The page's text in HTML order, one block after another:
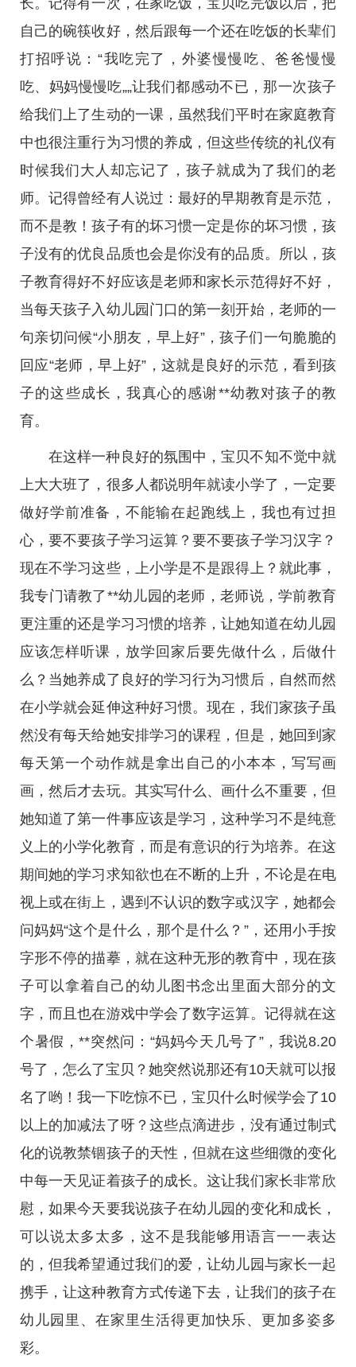
长。记得有一次，在家吃饭，宝贝吃完饭以后，把
自己的碗筷收好，然后跟每一个还在吃饭的长辈们
打招呼说：“我吃完了，外婆慢慢吃、爸爸慢慢
吃、妈妈慢慢吃„„让我们都感动不已，那一次孩子
给我们上了生动的一课，虽然我们平时在家庭教育
中也很注重行为习惯的养成，但这些传统的礼仪有
时候我们大人却忘记了，孩子就成为了我们的老
师。记得曾经有人说过：最好的早期教育是示范，
而不是教！孩子有的坏习惯一定是你的坏习惯，孩
子没有的优良品质也会是你没有的品质。所以，孩
子教育得好不好应该是老师和家长示范得好不好，
当每天孩子入幼儿园门口的第一刻开始，老师的一
句亲切问候“小朋友，早上好”，孩子们一句脆脆的
回应“老师，早上好”，这就是良好的示范，看到孩
子的这些成长，我真心的感谢**幼教对孩子的教
育。
在这样一种良好的氛围中，宝贝不知不觉中就
上大大班了，很多人都说明年就读小学了，一定要
做好学前准备，不能输在起跑线上，我也有过担
心，要不要孩子学习运算？要不要孩子学习汉字？
现在不学习这些，上小学是不是跟得上？就此事，
我专门请教了**幼儿园的老师，老师说，学前教育
更注重的还是学习习惯的培养，让她知道在幼儿园
应该怎样听课，放学回家后要先做什么，后做什
么？当她养成了良好的学习行为习惯后，自然而然
在小学就会延伸这种好习惯。现在，我们家孩子虽
然没有每天给她安排学习的课程，但是，她回到家
每天第一个动作就是拿出自己的小本本，写写画
画，然后才去玩。其实写什么、画什么不重要，但
她知道了第一件事应该是学习，这种学习不是纯意
义上的小学化教育，而是有意识的行为培养。在这
期间她的学习求知欲也在不断的上升，不论是在电
视上或在街上，遇到不认识的数字或汉字，她都会
问妈妈“这个是什么，那个是什么？”，还用小手按
字形不停的描摹，就在这种无形的教育中，现在孩
子可以拿着自己的幼儿图书念出里面大部分的文
字，而且也在游戏中学会了数字运算。记得就在这
个暑假，**突然问：“妈妈今天几号了”，我说8.20
号了，怎么了宝贝？她突然说那还有10天就可以报
名了哟！我一下吃惊不已，宝贝什么时候学会了10
以上的加减法了呀？这些点滴进步，没有通过制式
化的说教禁锢孩子的天性，但就在这些细微的变化
中每一天见证着孩子的成长。这让我们家长非常欣
慰，如果今天要我说孩子在幼儿园的变化和成长，
可以说太多太多，这不是我能够用语言一一表达
的，但我希望通过我们的爱，让幼儿园与家长一起
携手，让这种教育方式传递下去，让我们的孩子在
幼儿园里、在家里生活得更加快乐、更加多姿多
彩。